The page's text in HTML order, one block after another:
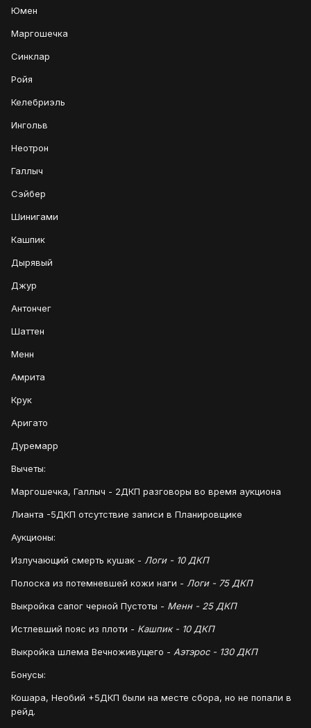
Юмен
Маргошечка
Синклар
Ройя
Келебриэль
Ингольв
Неотрон
Галлыч
Сэйбер
Шинигами
Кашпик
Дырявый
Джур
Антончег
Шаттен
Менн
Амрита
Крук
Аригато
Дуремарр
Вычеты:
Маргошечка, Галлыч - 2ДКП разговоры во время аукциона
Лианта -5ДКП отсутствие записи в Планировщике
Аукционы:
Излучающий смерть кушак - Логи - 10 ДКП
Полоска из потемневшей кожи наги - Логи - 75 ДКП
Выкройка сапог черной Пустоты - Менн - 25 ДКП
Истлевший пояс из плоти - Кашпик - 10 ДКП
Выкройка шлема Вечноживущего - Аэтэрос - 130 ДКП
Бонусы:
Кошара, Необий +5ДКП были на месте сбора, но не попали в
рейд.